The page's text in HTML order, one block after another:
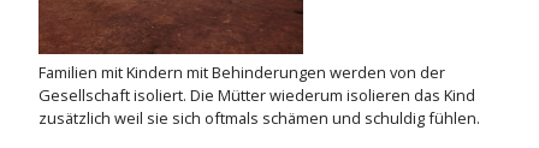
Familien mit Kindern mit Behinderungen werden von der
Gesellschaft isoliert. Die Mütter wiederum isolieren das Kind
zusätzlich weil sie sich oftmals schämen und schuldig fühlen.